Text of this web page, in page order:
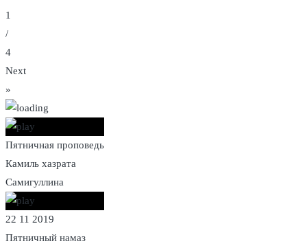
1
/
4
Next
»
Пятничная проповедь
Камиль хазрата
Самигуллина
22 11 2019
Пятничный намаз